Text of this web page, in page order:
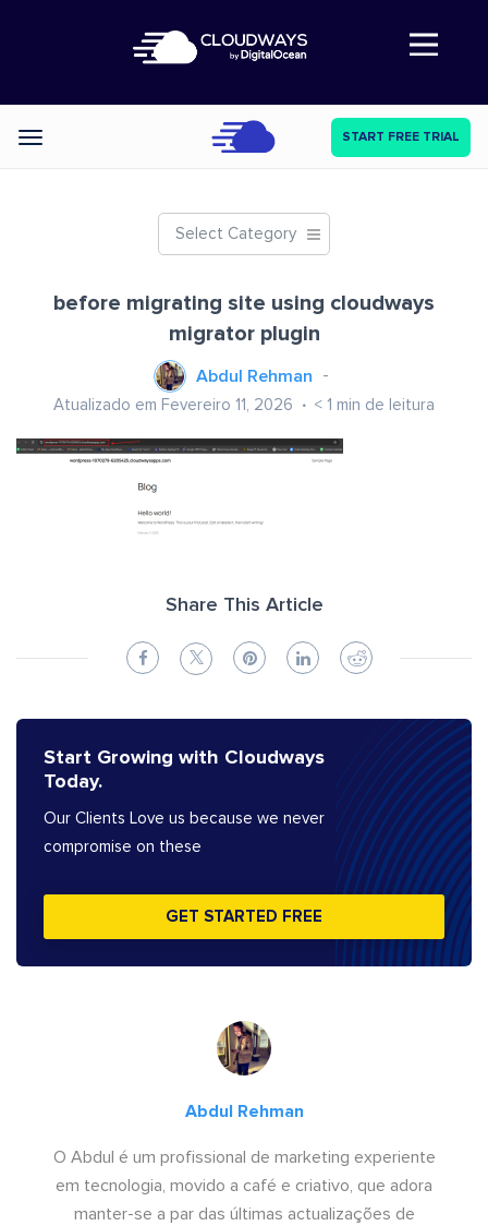
Abre a navegação
Categories START FREE TRIAL
Select Category
before migrating site using cloudways
migrator plugin
Abdul Rehman
Atualizado em Fevereiro 11, 2026 < 1 min de leitura
Share This Article
Start Growing with Cloudways
Today.
Our Clients Love us because we never
compromise on these
GET STARTED FREE
Abdul Rehman
O Abdul é um profissional de marketing experiente
em tecnologia, movido a café e criativo, que adora
manter-se a par das últimas actualizações de